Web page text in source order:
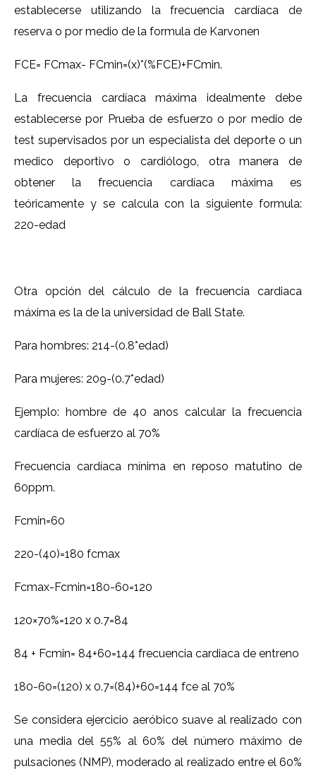
establecerse utilizando la frecuencia cardíaca de
reserva o por medio de la formula de Karvonen
FCE= FCmax- FCmin=(x)*(%FCE)+FCmin.
La frecuencia cardíaca máxima idealmente debe
establecerse por Prueba de esfuerzo o por medio de
test supervisados por un especialista del deporte o un
medico deportivo o cardiólogo, otra manera de
obtener la frecuencia cardíaca máxima es
teóricamente y se calcula con la siguiente formula:
220-edad
Otra opción del cálculo de la frecuencia cardiaca
máxima es la de la universidad de Ball State.
Para hombres: 214-(0.8*edad)
Para mujeres: 209-(0.7*edad)
Ejemplo: hombre de 40 anos calcular la frecuencia
cardíaca de esfuerzo al 70%
Frecuencia cardíaca mínima en reposo matutino de
60ppm.
Fcmin=60
220-(40)=180 fcmax
Fcmax-Fcmin=180-60=120
120×70%=120 x 0.7=84
84 + Fcmin= 84+60=144 frecuencia cardiaca de entreno
180-60=(120) x 0.7=(84)+60=144 fce al 70%
Se considera ejercicio aeróbico suave al realizado con
una media del 55% al 60% del número máximo de
pulsaciones (NMP), moderado al realizado entre el 60%